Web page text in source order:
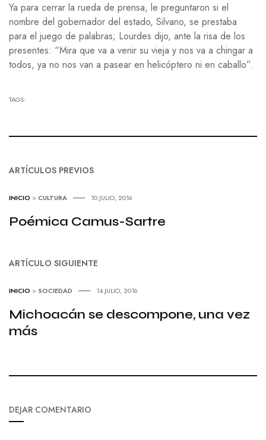
Ya para cerrar la rueda de prensa, le preguntaron si el
nombre del gobernador del estado, Silvano, se prestaba
para el juego de palabras; Lourdes dijo, ante la risa de los
presentes: “Mira que va a venir su vieja y nos va a chingar a
todos, ya no nos van a pasear en helicóptero ni en caballo”.
TAGS:
ARTÍCULOS PREVIOS
INICIO >CULTURA 10 JULIO, 2016
Poémica Camus-Sartre
ARTÍCULO SIGUIENTE
INICIO > SOCIEDAD 14 JULIO, 2016
Michoacán se descompone, una vez
más
DEJAR COMENTARIO